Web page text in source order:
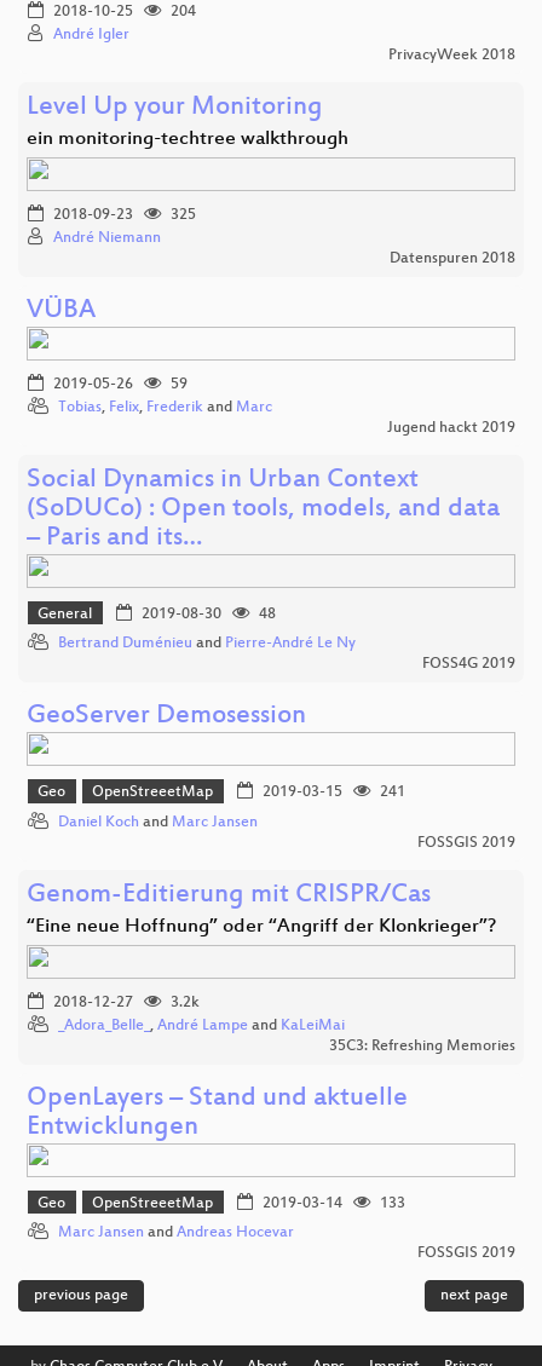
2018-10-25
204
André Igler
PrivacyWeek 2018
Level Up your Monitoring
ein monitoring-techtree walkthrough
2018-09-23
325
André Niemann
Datenspuren 2018
VÜBA
2019-05-26
59
Tobias, Felix, Frederik and Marc
Jugend hackt 2019
Social Dynamics in Urban Context
(SoDUCo) : Open tools, models, and data
– Paris and its…
General 2019-08-30
48
Bertrand Duménieu and Pierre-André Le Ny
FOSS4G 2019
GeoServer Demosession
Geo OpenStreeetMap 2019-03-15
241
Daniel Koch and Marc Jansen
FOSSGIS 2019
Genom-Editierung mit CRISPR/Cas
“Eine neue Hoffnung” oder “Angriff der Klonkrieger”?
2018-12-27
3.2k
_Adora_Belle_ , André Lampe and KaLeiMai
35C3: Refreshing Memories
OpenLayers – Stand und aktuelle
Entwicklungen
Geo OpenStreeetMap 2019-03-14
133
Marc Jansen and Andreas Hocevar
FOSSGIS 2019
previous page next page